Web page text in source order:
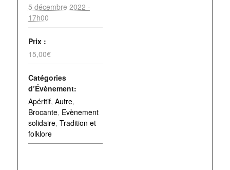
5 décembre 2022 -
17h00
Prix :
15,00€
Catégories
d’Évènement:
Apéritif, Autre,
Brocante, Evènement
solidaire, Tradition et
folklore